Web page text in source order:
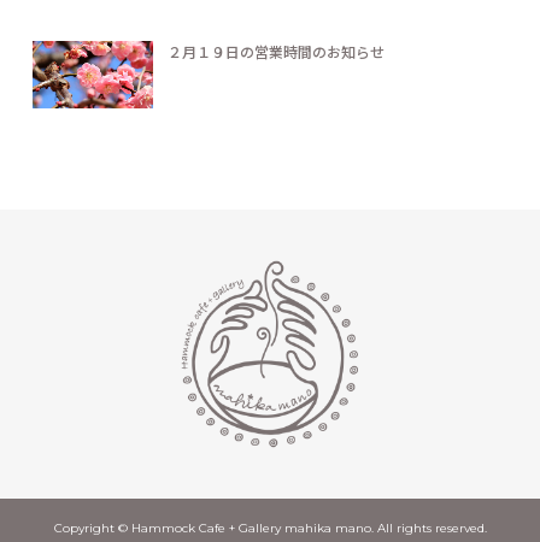
２月１９日の営業時間のお知らせ
Copyright © Hammock Cafe + Gallery mahika mano. All rights reserved.